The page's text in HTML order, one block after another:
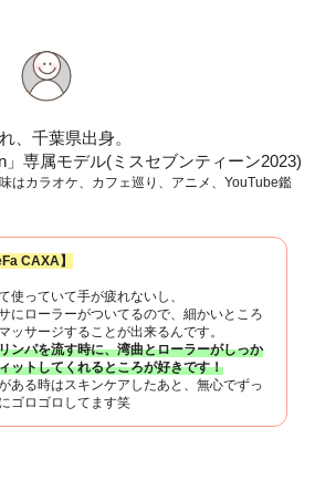
、千葉県出身。
」専属モデル(ミスセブンティーン2023)
はカラオケ、カフェ巡り、アニメ、YouTube鑑
CAXA】
使っていて手が疲れないし、
にローラーがついてるので、細かいところ
ッサージすることが出来るんです。
ンパを流す時に、湾曲とローラーがしっか
ットしてくれるところが好きです！
ある時はスキンケアしたあと、無心でずっ
ゴロゴロしてます笑